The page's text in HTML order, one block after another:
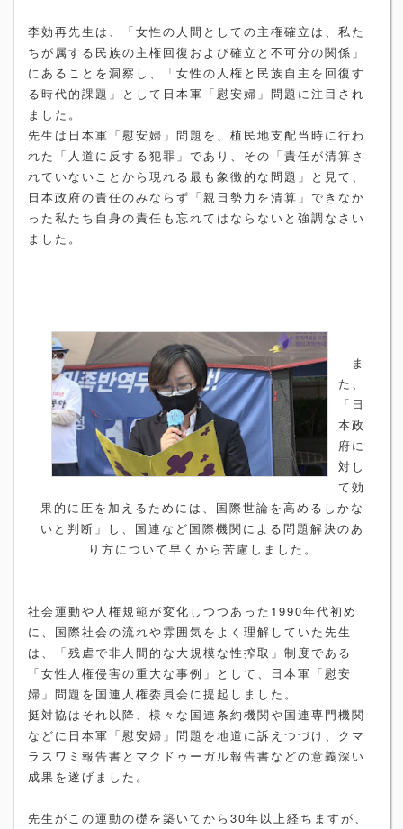
李効再先生は、「女性の人間としての主権確立は、私た
ちが属する民族の主権回復および確立と不可分の関係」
にあることを洞察し、「女性の人権と民族自主を回復す
る時代的課題」として日本軍「慰安婦」問題に注目され
ました。
先生は日本軍「慰安婦」問題を、植民地支配当時に行わ
れた「人道に反する犯罪」であり、その「責任が清算さ
れていないことから現れる最も象徴的な問題」と見て、
日本政府の責任のみならず「親日勢力を清算」できなか
った私たち自身の責任も忘れてはならないと強調なさい
ました。
ま
た、
「日
本政
府に
対し
て効
果的に圧を加えるためには、国際世論を高めるしかな
いと判断」し、国連など国際機関による問題解決のあ
り方について早くから苦慮しま した。
社会運動や人権規範が変化しつつあった1990年代初め
に、国際社会の流れや雰囲気をよく理解していた先生
は、「残虐で非人間的な大規模な性搾取」制度である
「女性人権侵害の重大な事例」として、日本軍「慰安
婦」問題を国連人権委員会に提起しました。
挺対協はそれ以降、様々な国連条約機関や国連専門機関
などに日本軍「慰安婦」問題を地道に訴えつづけ、クマ
ラスワミ報告書とマクドゥーガル報告書などの意義深い
成果を遂げました。
先生がこの運動の礎を築いてから30年以上経ちますが、